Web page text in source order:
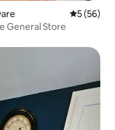
5 (56)
General Store